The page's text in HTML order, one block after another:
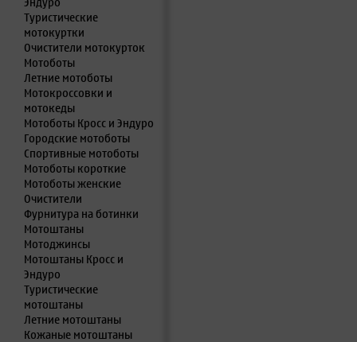
Туристические
мотокуртки
Очистители мотокурток
Мотоботы
Летние мотоботы
Мотокроссовки и
мотокеды
Мотоботы Кросс и Эндуро
Городские мотоботы
Спортивные мотоботы
Мотоботы короткие
Мотоботы женские
Очистители
Фурнитура на ботинки
Мотоштаны
Мотоджинсы
Мотоштаны Кросс и
Эндуро
Туристические
мотоштаны
Летние мотоштаны
Кожаные мотоштаны